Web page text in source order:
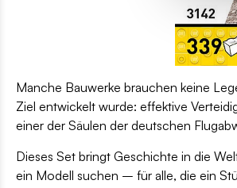
Manche Bauwerke brauchen keine
Ziel entwickelt wurde: effektive
einer der Säulen der deutschen
Dieses Set bringt Geschichte in die
ein Modell suchen – für alle, die ein